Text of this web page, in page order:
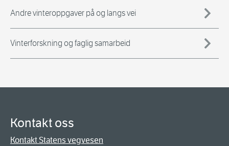
Andre vinteroppgaver på og langs vei
Vinterforskning og faglig samarbeid
Kontakt oss
Kontakt Statens vegvesen